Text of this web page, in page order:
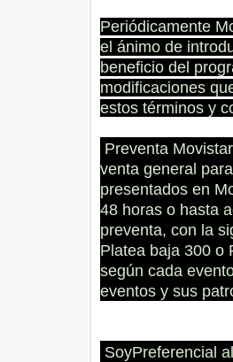
Periódicamente
el ánimo de
beneficio del
modificaciones
estos términos y
Preventa
venta general
presentados en
48 horas o hasta
preventa, con la
Platea baja 300 o
según cada
eventos y sus
SoyPreferencial